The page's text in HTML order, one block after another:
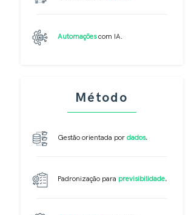
Automaçõescom IA.
Método
Gestão orientada por dados.
Padronização para previsibilidade.